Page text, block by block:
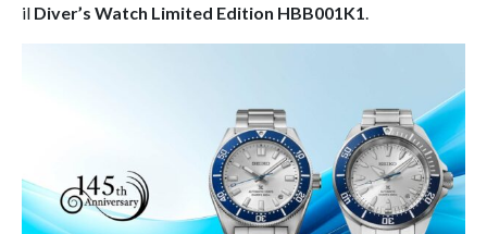
il Diver’s Watch Limited Edition HBB001K1